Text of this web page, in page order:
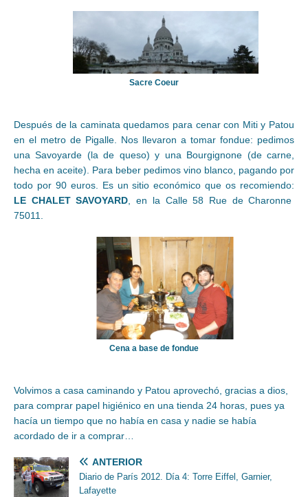
Sacre Coeur
Después de la caminata quedamos para cenar con Miti y Patou
en el metro de Pigalle. Nos llevaron a tomar fondue: pedimos
una Savoyarde (la de queso) y una Bourgignone (de carne,
hecha en aceite). Para beber pedimos vino blanco, pagando por
todo por 90 euros. Es un sitio económico que os recomiendo:
LE CHALET SAVOYARD, en la Calle 58 Rue de Charonne
75011.
Cena a base de fondue
Volvimos a casa caminando y Patou aprovechó, gracias a dios,
para comprar papel higiénico en una tienda 24 horas, pues ya
hacía un tiempo que no había en casa y nadie se había
acordado de ir a comprar…
ANTERIOR
Diario de París 2012. Día 4: Torre Eiffel, Garnier,
Lafayette